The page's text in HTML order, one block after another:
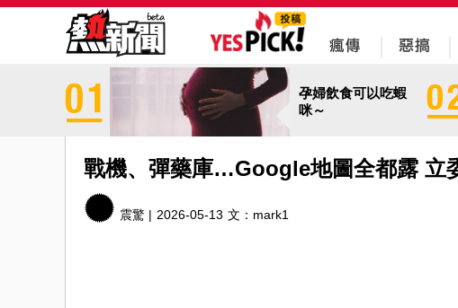
孕婦飲食可以吃蝦
咪～
戰機、彈藥庫…Google地圖全都露 立
震驚 | 2026-05-13 文： mark1